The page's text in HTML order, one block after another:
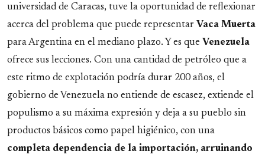
universidad de Caracas, tuve la oportunidad de reflexionar
acerca del problema que puede representar Vaca Muerta
para Argentina en el mediano plazo. Y es que Venezuela
ofrece sus lecciones. Con una cantidad de petróleo que a
este ritmo de explotación podría durar 200 años, el
gobierno de Venezuela no entiende de escasez, extiende el
populismo a su máxima expresión y deja a su pueblo sin
productos básicos como papel higiénico, con una
completa dependencia de la importación, arruinando